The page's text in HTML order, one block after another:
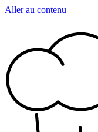
Aller au contenu